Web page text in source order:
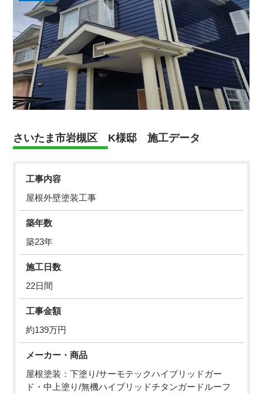
さいたま市岩槻区 K様邸 施工データ
工事内容
屋根外壁塗装工事
築年数
築23年
施工日数
22日間
工事金額
約139万円
メーカー・商品
屋根塗装：下塗り/サーモテックハイブリッドガー
ド・中上塗り/無機ハイブリッドチタンガードルーフ